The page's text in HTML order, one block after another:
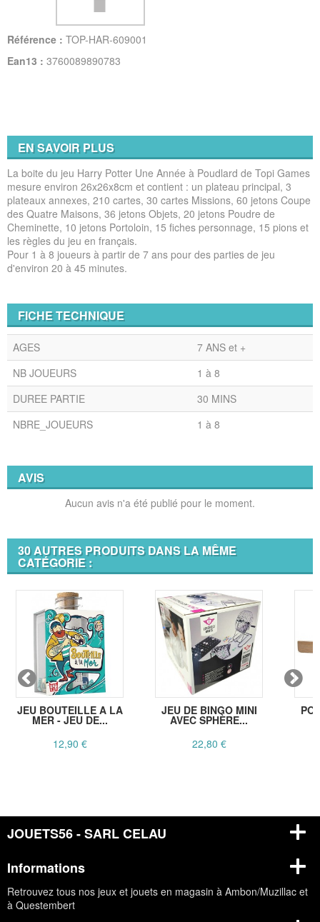
Référence : TOP-HAR-609001
Ean13 : 3760089890783
EN SAVOIR PLUS
La boite du jeu Harry Potter Une Année à Poudlard de Topi Games
mesure environ 26x26x8cm et contient : un plateau principal, 3
plateaux annexes, 210 cartes, 30 cartes Missions, 60 jetons Coupe
des Quatre Maisons, 36 jetons Objets, 20 jetons Poudre de
Cheminette, 10 jetons Portoloin, 15 fiches personnage, 15 pions et
les règles du jeu en français.
Pour 1 à 8 joueurs à partir de 7 ans pour des parties de jeu
d'environ 20 à 45 minutes.
FICHE TECHNIQUE
AGES
7 ANS et +
NB JOUEURS
1 à 8
DUREE PARTIE
30 MINS
NBRE_JOUEURS
1 à 8
AVIS
Aucun avis n'a été publié pour le moment.
30 AUTRES PRODUITS DANS LA MÊME
CATÉGORIE :
JEU BOUTEILLE A LA
MER - JEU DE...
12,90 €
JEU DE BINGO MINI
AVEC SPHÈRE...
22,80 €
JOUETS56 - SARL CELAU
Informations
Retrouvez tous nos jeux et jouets en magasin à Ambon/Muzillac et
à Questembert